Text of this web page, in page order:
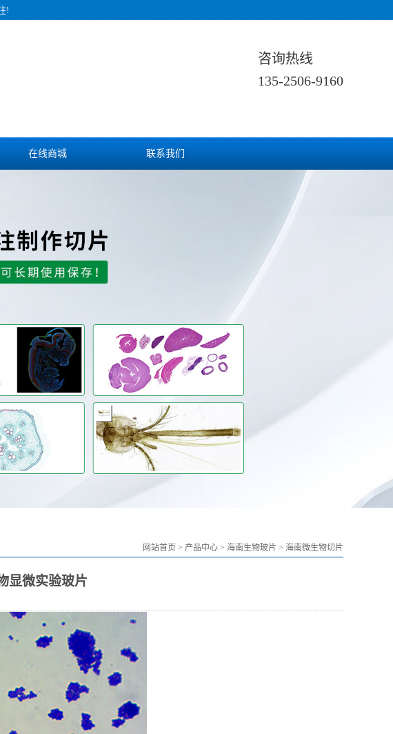
!
咨询热线
135-2506-9160
在线商城 联系我们
网站首页 > 产品中心 > 海南生物玻片 > 海南微生物切片
显微实验玻片